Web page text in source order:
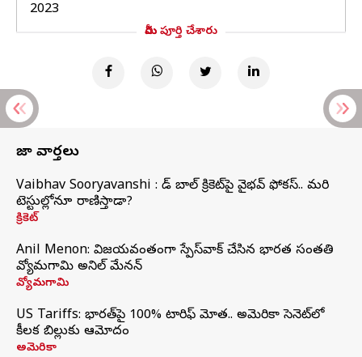
2023
మీరు పూర్తి చేశారు
తాజా వార్తలు
Vaibhav Sooryavanshi : రెడ్ బాల్ క్రికెట్‌పై వైభవ్ ఫోకస్.. మరి
టెస్టుల్లోనూ రాణిస్తాడా?
క్రికెట్
Anil Menon: విజయవంతంగా స్పేస్‌వాక్‌ చేసిన భారత సంతతి
వ్యోమగామి అనిల్‌ మేనన్
వ్యోమగామి
US Tariffs: భారత్‌పై 100% టారిఫ్‌ మోత.. అమెరికా సెనెట్‌లో
కీలక బిల్లుకు ఆమోదం
అమెరికా